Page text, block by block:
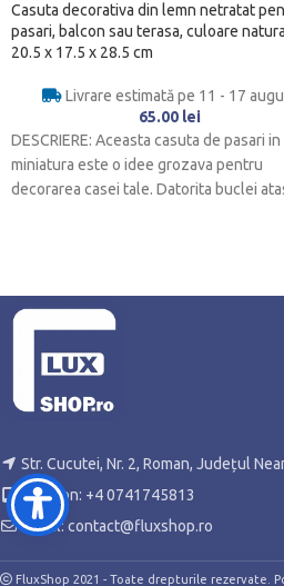
Casuta decorativa din lemn netratat
pasari, balcon sau terasa, culoare
20.5 x 17.5 x 28.5 cm
Livrare estimată pe 11 - 17
65.00 lei
DESCRIERE: Aceasta casuta de pasari in
miniatura este o idee grozava pentru
decorarea casei tale. Datorita buclei
Str. Cucutei, Nr. 2, Roman, Județul
Telefon: +4 0741745813
Email: contact@fluxshop.ro
FluxShop 2021 - Toate drepturile rezervate.